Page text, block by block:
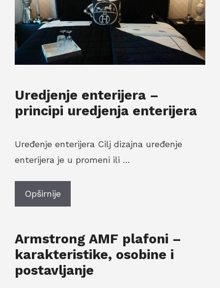
Uredjenje enterijera –
principi uredjenja enterijera
Uređenje enterijera Cilj dizajna uređenje
enterijera je u promeni ili …
Opširnije
Armstrong AMF plafoni –
karakteristike, osobine i
postavljanje